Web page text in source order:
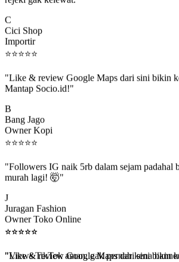
Cici Shop
Importir
⭐⭐⭐⭐⭐
Mantap Socio.id!"
Bang Jago
Owner Kopi
⭐⭐⭐⭐ ⭐
murah lagi! 🤯"
Juragan Fashion
Owner Toko Online
⭐⭐⭐⭐ ⭐
beneran naik, algoritma suka."